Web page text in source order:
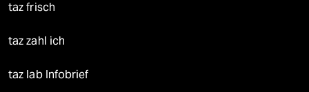
taz frisch
taz zahl ich
taz lab Infobrief